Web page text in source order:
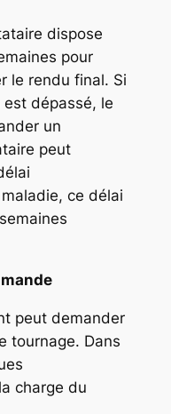
dispose
pour
le rendu final. Si
dépassé, le
un
peut
ce délai
peut demander
tournage. Dans
charge du